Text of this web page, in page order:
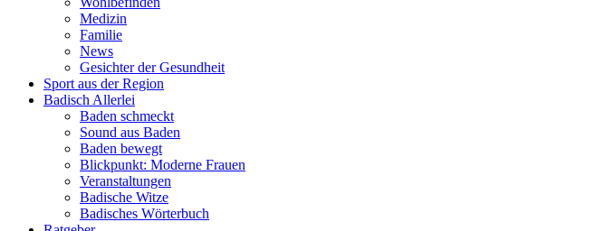
Medizin
Familie
News
Gesichter der Gesundheit
Sport aus der Region
Badisch Allerlei
Baden schmeckt
Sound aus Baden
Baden bewegt
Blickpunkt: Moderne Frauen
Veranstaltungen
Badische Witze
Badisches Wörterbuch